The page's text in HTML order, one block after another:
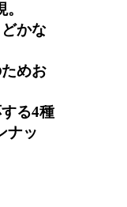
かな
めお
る4種
ナッ